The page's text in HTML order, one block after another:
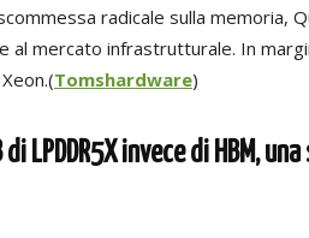
radicale sulla memoria,
al mercato infrastrutturale. In
Tomshardware)
LPDDR5X invece di HBM,